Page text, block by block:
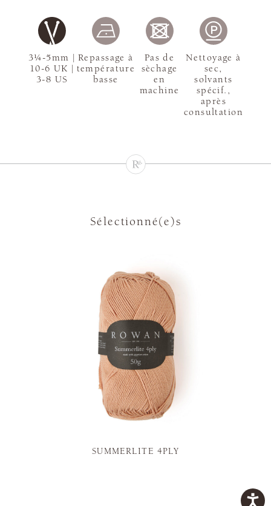
3¼-5mm |
10-6 UK |
3-8 US
Repassage à
température
basse
Pas de
sèchage
en
machine
Nettoyage à
sec,
solvants
spécif.,
après
consultation
Sélectionné(e)s
SUMMERLITE 4PLY